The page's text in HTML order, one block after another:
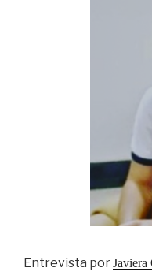
Entrevista porJaviera